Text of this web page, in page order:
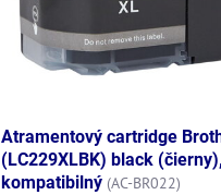
Atramentový cartridge
(LC229XLBK) black (čierny),
kompatibilný (AC-BR022)